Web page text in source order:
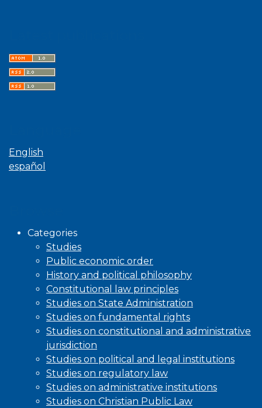
English
español
Categories
Studies
Public economic order
History and political philosophy
Constitutional law principles
Studies on State Administration
Studies on fundamental rights
Studies on constitutional and administrative
jurisdiction
Studies on political and legal institutions
Studies on regulatory law
Studies on administrative institutions
Studies on Christian Public Law